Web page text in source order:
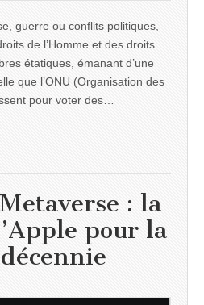
guerre ou conflits politiques,
de l’Homme et des droits
étatiques, émanant d’une
que l’ONU (Organisation des
pour voter des…
: la
pour la